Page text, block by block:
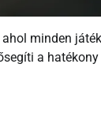
minden
a hatékony